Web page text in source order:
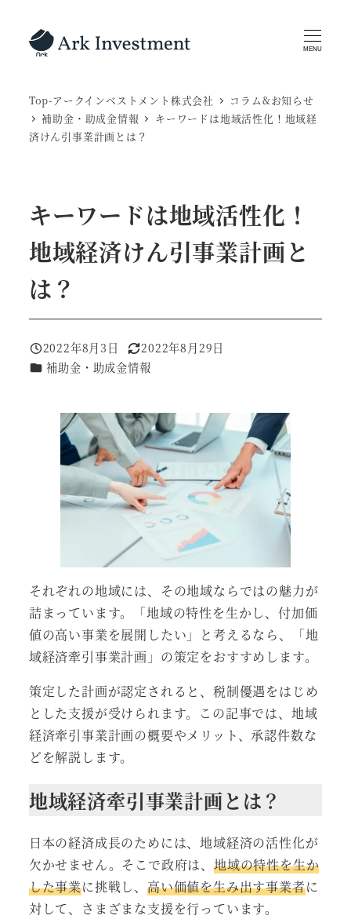
MENU
Top-アークインベストメント株式会社
コラム&お知らせ
補助金・助成金情報
キーワードは地域活性化！地域経
済けん引事業計画とは？
キーワードは地域活性化！
地域経済けん引事業計画と
は？
投稿日
2022年8月3日
更新日
2022年8月29日
カテゴリー
補助金・助成金情報
それぞれの地域には、その地域ならではの魅力が
詰まっています。「地域の特性を生かし、付加価
値の高い事業を展開したい」と考えるなら、「地
域経済牽引事業計画」の策定をおすすめします。
策定した計画が認定されると、税制優遇をはじめ
とした支援が受けられます。この記事では、地域
経済牽引事業計画の概要やメリット、承認件数な
どを解説します。
地域経済牽引事業計画とは？
日本の経済成長のためには、地域経済の活性化が
欠かせません。そこで政府は、 地域の特性を生か
した事業に挑戦し、 高い価値を生み出す事業者に
対して、さまざまな支援を行っています。